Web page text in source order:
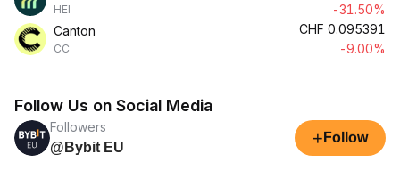
HEI
-31.50%
Canton
CC
CHF 0.095391
-9.00%
Follow Us on Social Media
Followers
@Bybit EU
+ Follow